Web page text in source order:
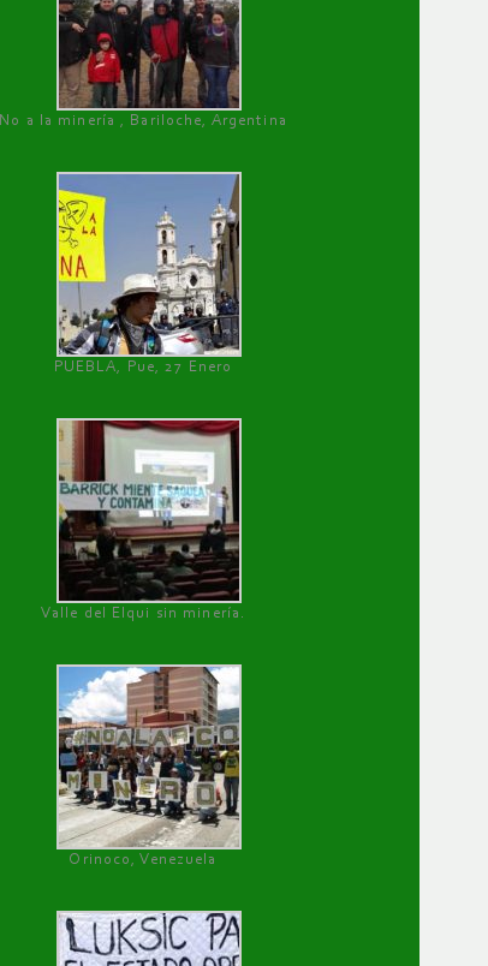
No a la minería , Bariloche, Argentina
PUEBLA, Pue, 27 Enero
Valle del Elqui sin minería.
Orinoco, Venezuela